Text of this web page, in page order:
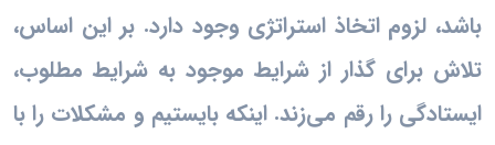
باشد، لزوم اتخاذ استراتژی وجود دارد. بر این اساس،
تلاش برای گذار از شرایط موجود به شرایط مطلوب،
ایستادگی را رقم می‌زند. اینکه بایستیم و مشکلات را با